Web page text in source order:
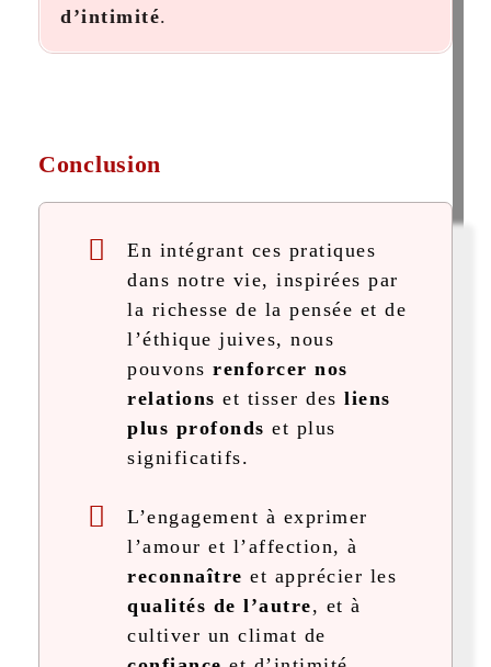
d’intimité.
Conclusion
En intégrant ces pratiques
dans notre vie, inspirées par
la richesse de la pensée et de
l’éthique juives, nous
pouvons renforcer nos
relations et tisser des liens
plus profonds et plus
significatifs.
L’engagement à exprimer
l’amour et l’affection, à
reconnaître et apprécier les
qualités de l’autre, et à
cultiver un climat de